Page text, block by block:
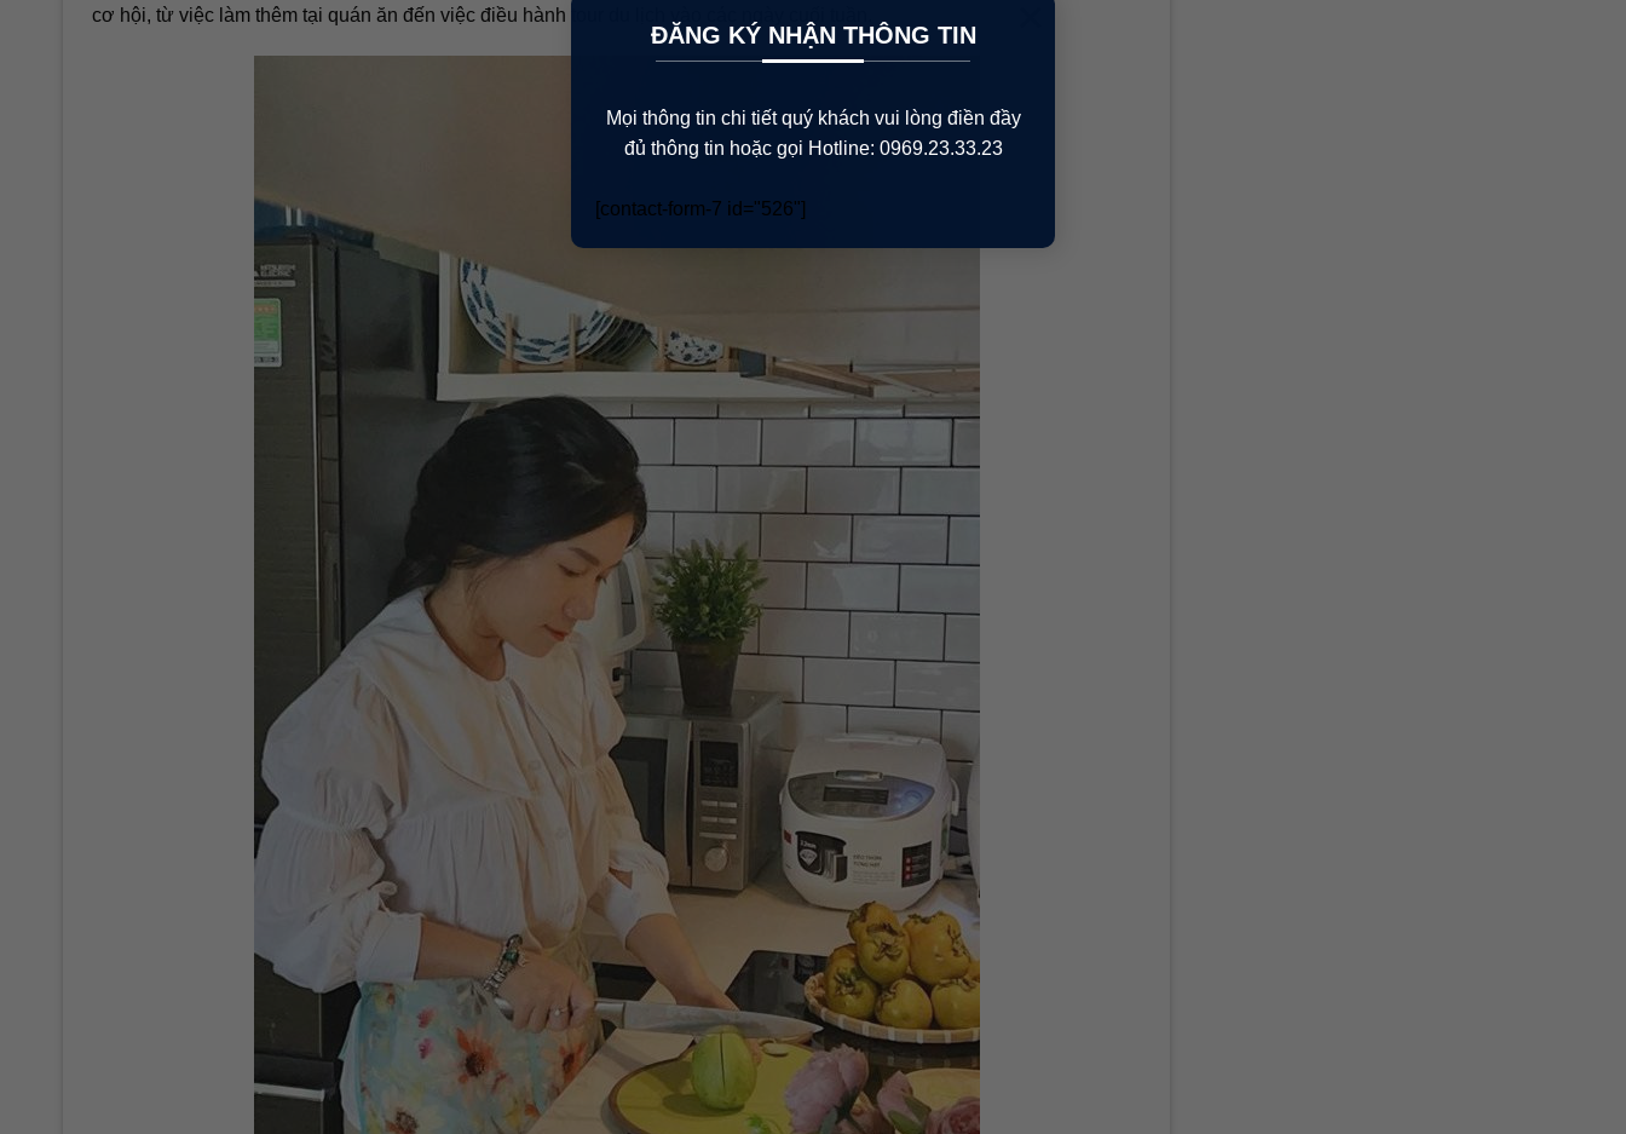
ĐĂNG KÝ NHẬN THÔNG TIN
Mọi thông tin chi tiết quý khách vui lòng điền đầy
đủ thông tin hoặc gọi Hotline: 0969.23.33.23
[contact-form-7 id="526"]
cơ hội, từ việc làm thêm tại quán ăn đến việc điều hành tour du lịch vào các ngày cuối tuần.